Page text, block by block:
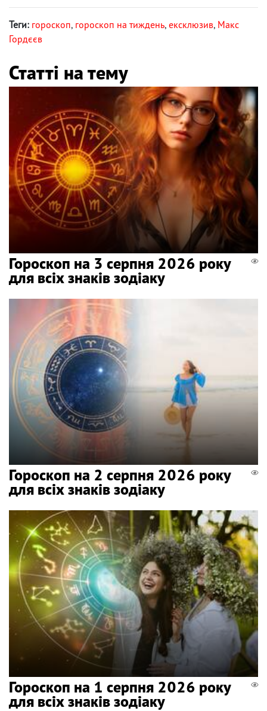
Теги: гороскоп, гороскоп на тиждень, ексклюзив, Макс
Гордєєв
Статті на тему
Гороскоп на 3 серпня 2026 року
для всіх знаків зодіаку
Гороскоп на 2 серпня 2026 року
для всіх знаків зодіаку
Гороскоп на 1 серпня 2026 року
для всіх знаків зодіаку